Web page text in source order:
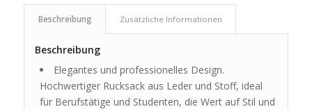
Beschreibung Zusätzliche Informationen
Beschreibung
Elegantes und professionelles Design.
Hochwertiger Rucksack aus Leder und Stoff, ideal
für Berufstätige und Studenten, die Wert auf Stil und